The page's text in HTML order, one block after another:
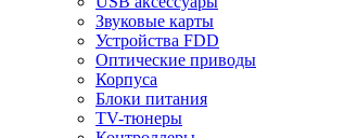
Звуковые карты
Устройства FDD
Оптические приводы
Корпуса
Блоки питания
TV-тюнеры